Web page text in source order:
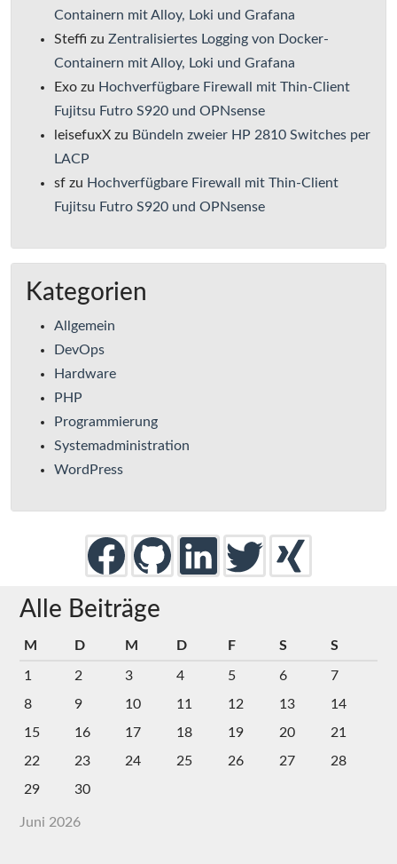
Containern mit Alloy, Loki und Grafana
Steffi zu Zentralisiertes Logging von Docker-
Containern mit Alloy, Loki und Grafana
Exo zu Hochverfügbare Firewall mit Thin-Client
Fujitsu Futro S920 und OPNsense
leisefuxX zu Bündeln zweier HP 2810 Switches per
LACP
sf zu Hochverfügbare Firewall mit Thin-Client
Fujitsu Futro S920 und OPNsense
Kategorien
Allgemein
DevOps
Hardware
PHP
Programmierung
Systemadministration
WordPress
Alle Beiträge
Juni 2026
M D M D F S S
1 2 3 4 5 6
7
8
9 10 11 12 13
14
15
16 17 18 19 20
21
22
23 24 25 26 27
28
29
30